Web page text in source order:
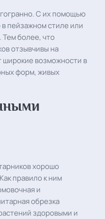
С их помощью
пейзажном стиле или
Тем более, что
отзывчивы на
возможности в
форм, живых
хорошо
правило к ним
и
обрезка
здоровыми и